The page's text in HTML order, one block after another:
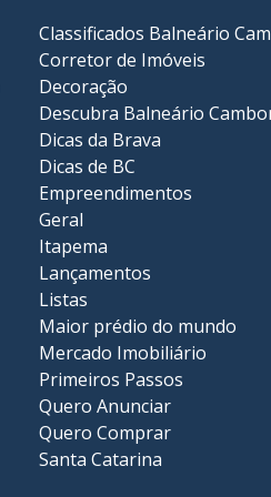
Classificados Balneário
Corretor de Imóveis
Decoração
Descubra Balneário
Dicas da Brava
Dicas de BC
Empreendimentos
Geral
Itapema
Lançamentos
Listas
Maior prédio do mundo
Mercado Imobiliário
Primeiros Passos
Quero Anunciar
Quero Comprar
Santa Catarina